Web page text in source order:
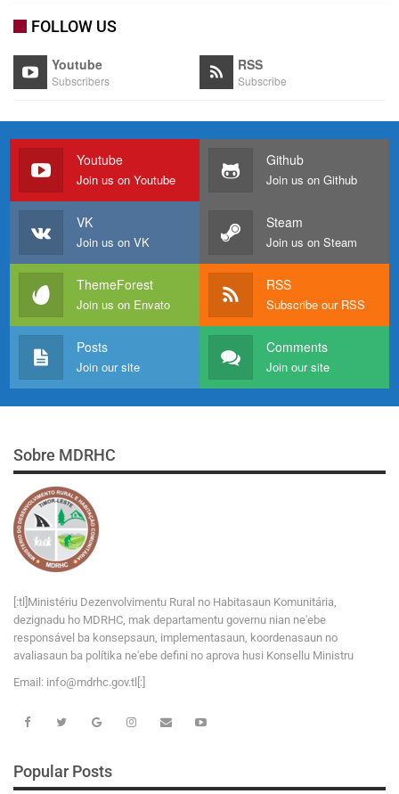
FOLLOW US
Youtube
Subscribers
RSS
Subscribe
Youtube
Join us on Youtube
Github
Join us on Github
VK
Join us on VK
Steam
Join us on Steam
ThemeForest
Join us on Envato
RSS
Subscribe our RSS
Posts
Join our site
Comments
Join our site
Sobre MDRHC
[:tl]Ministériu Dezenvolvimentu Rural no Habitasaun Komunitária,
dezignadu ho MDRHC, mak departamentu governu nian ne'ebe
responsável ba konsepsaun, implementasaun, koordenasaun no
avaliasaun ba polítika ne'ebe defini no aprova husi Konsellu Ministru
Email: info@md rhc.gov.tl[:]
Popular Posts